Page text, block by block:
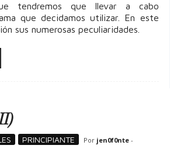
tendremos que llevar a cabo
que decidamos utilizar. En este
sus numerosas peculiaridades.
PRINCIPIANTE Por jen0f0nte-